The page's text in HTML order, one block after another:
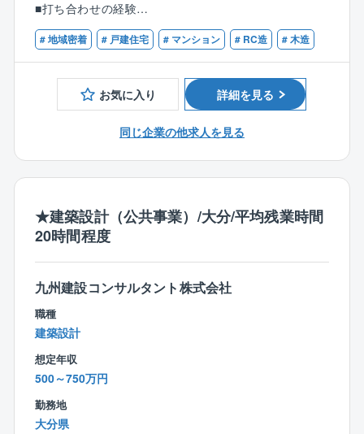
ト/マンションの設計、事務所の企画設計
【FDMで働くという事】
「無印良品の家」をはじめとする、デザイン性の高い
多様な建築プロジェクト（戸建て住宅、RCマンショ
■充実した福利厚生と休日：ワークライフバランスの実
現
年間休日120日以上、完全週休2日制を実現していま
す。
大分県内でも高水準の給与体系に加え、退職金制度や
各種手当も充実。
仕事とプライベートのバランスを保ちながら、設計者
■正当な評価と報酬：あなたの貢献を明確に還元
■打ち合わせの経験
# 地域密着 # 戸建住宅 # マンション # RC造 # 木造
お気に入り 詳細を見る
同じ企業の他求人を見る
★建築設計（公共事業）/大分/平均残業時間
20時間程度
九州建設コンサルタント株式会社
職種
建築設計
想定年収
500～750万円
勤務地
大分県